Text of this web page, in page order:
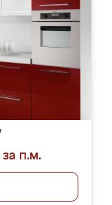
п.м.